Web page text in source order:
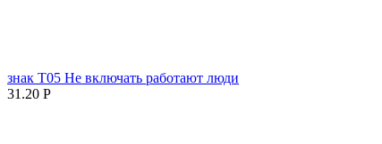
знак T05 Не включать работают люди
31.20 Р